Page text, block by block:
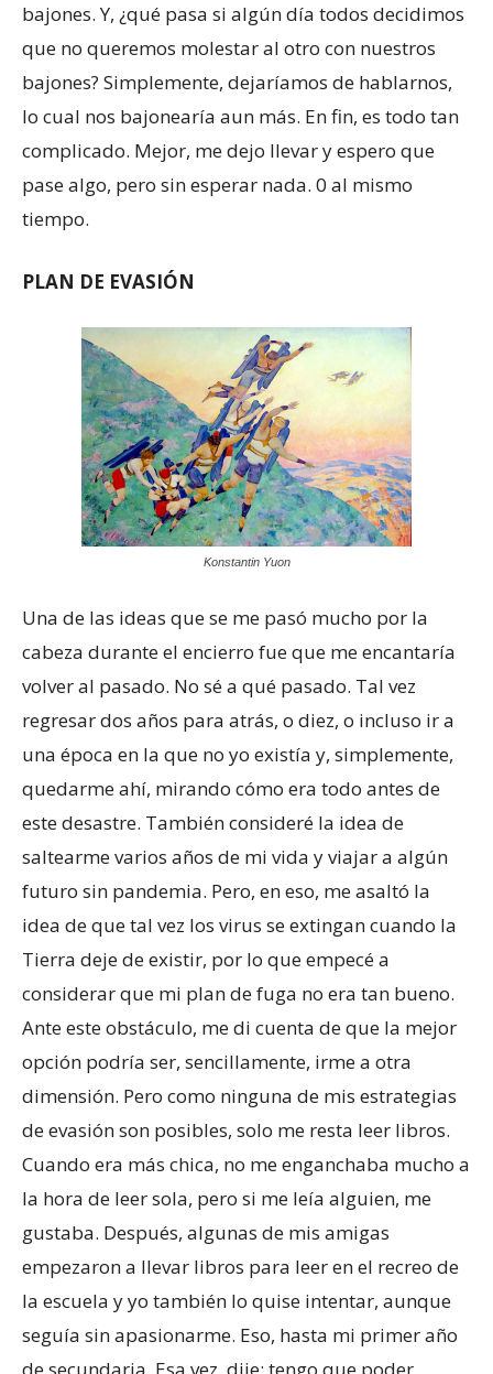
bajones. Y, ¿qué pasa si algún día todos decidimos
que no queremos molestar al otro con nuestros
bajones? Simplemente, dejaríamos de hablarnos,
lo cual nos bajonearía aun más. En fin, es todo tan
complicado. Mejor, me dejo llevar y espero que
pase algo, pero sin esperar nada. 0 al mismo
tiempo.
PLAN DE EVASIÓN
Konstantin Yuon
Una de las ideas que se me pasó mucho por la
cabeza durante el encierro fue que me encantaría
volver al pasado. No sé a qué pasado. Tal vez
regresar dos años para atrás, o diez, o incluso ir a
una época en la que no yo existía y, simplemente,
quedarme ahí, mirando cómo era todo antes de
este desastre. También consideré la idea de
saltearme varios años de mi vida y viajar a algún
futuro sin pandemia. Pero, en eso, me asaltó la
idea de que tal vez los virus se extingan cuando la
Tierra deje de existir, por lo que empecé a
considerar que mi plan de fuga no era tan bueno.
Ante este obstáculo, me di cuenta de que la mejor
opción podría ser, sencillamente, irme a otra
dimensión. Pero como ninguna de mis estrategias
de evasión son posibles, solo me resta leer libros.
Cuando era más chica, no me enganchaba mucho a
la hora de leer sola, pero si me leía alguien, me
gustaba. Después, algunas de mis amigas
empezaron a llevar libros para leer en el recreo de
la escuela y yo también lo quise intentar, aunque
seguía sin apasionarme. Eso, hasta mi primer año